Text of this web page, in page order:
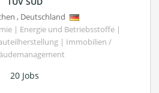
, Deutschland
| Energie und Betriebsstoffe |
| Immobilien /
20 Jobs